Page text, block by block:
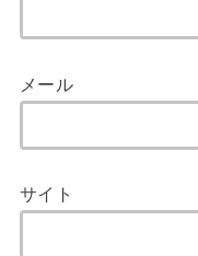
メール
サイト